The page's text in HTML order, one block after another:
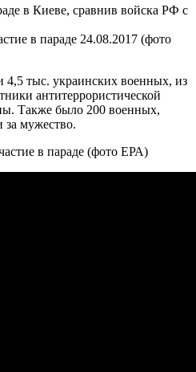
в Киеве, сравнив войска РФ с
в параде 24.08.2017 (фото
тыс. украинских военных, из
антитеррористической
Также было 200 военных,
за мужество.
в параде (фото ЕРА)